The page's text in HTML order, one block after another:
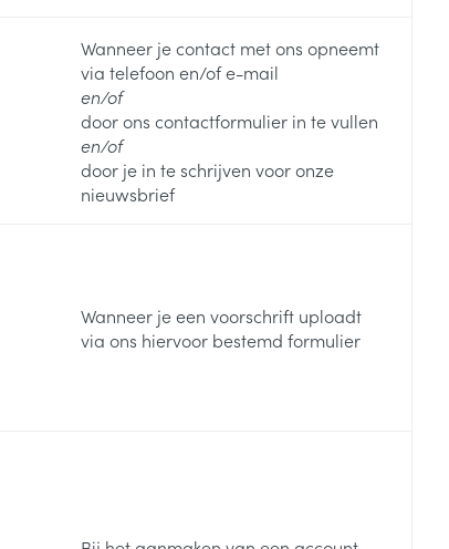
Wanneer je contact met ons opneemt
via telefoon en/of e-mail
en/of
door ons contactformulier in te vullen
en/of
door je in te schrijven voor onze
nieuwsbrief
Wanneer je een voorschrift uploadt
via ons hiervoor bestemd formulier